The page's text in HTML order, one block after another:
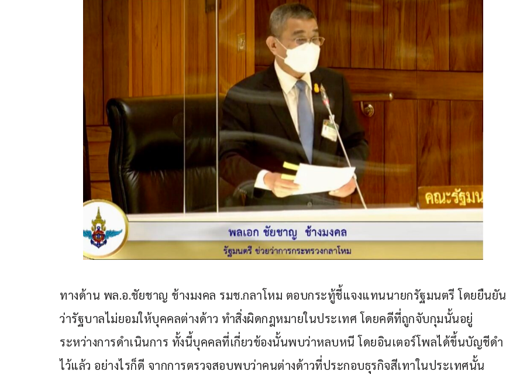
ทางด้าน พล.อ.ชัยชาญ ช้างมงคล รมช.กลาโหม ตอบกระทู้ชี้แจงแทนนายกรัฐมนตรี โดยยืนยัน
ว่ารัฐบาลไม่ยอมให้บุคคลต่างด้าว ทำสิ่งผิดกฎหมายในประเทศ โดยคดีที่ถูกจับกุมนั้นอยู่
ระหว่างการดำเนินการ ทั้งนี้บุคคลที่เกี่ยวข้องนั้นพบว่าหลบหนี โดยอินเตอร์โพลได้ขึ้นบัญชีดำ
ไว้แล้ว อย่างไรก็ดี จากการตรวจสอบพบว่าคนต่างด้าวที่ประกอบธุรกิจสีเทาในประเทศนั้น